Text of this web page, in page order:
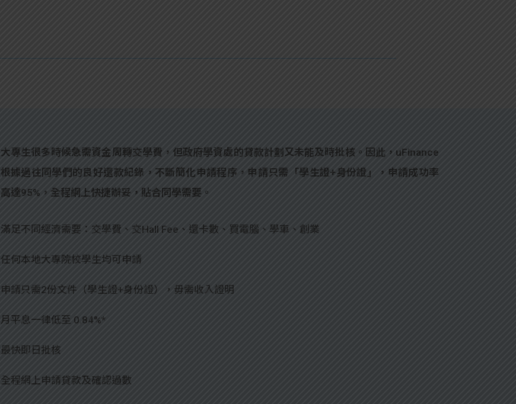
大專生很多時候急需資金周轉交學費，但政府學資處的貸款計劃又未能及時批核。因此，uFinance
根據過往同學們的良好還款紀錄，不斷簡化申請程序，申請只需「學生證+身份證」，申請成功率
高達95%，全程網上快捷辦妥，貼合同學需要。
滿足不同經濟需要：交學費、交Hall Fee、還卡數、買電腦、學車、創業
任何本地大專院校學生均可申請
申請只需2份文件（學生證+身份證），毋需收入證明
月平息一律低至 0.84%*
最快即日批核
全程網上申請貸款及確認過數